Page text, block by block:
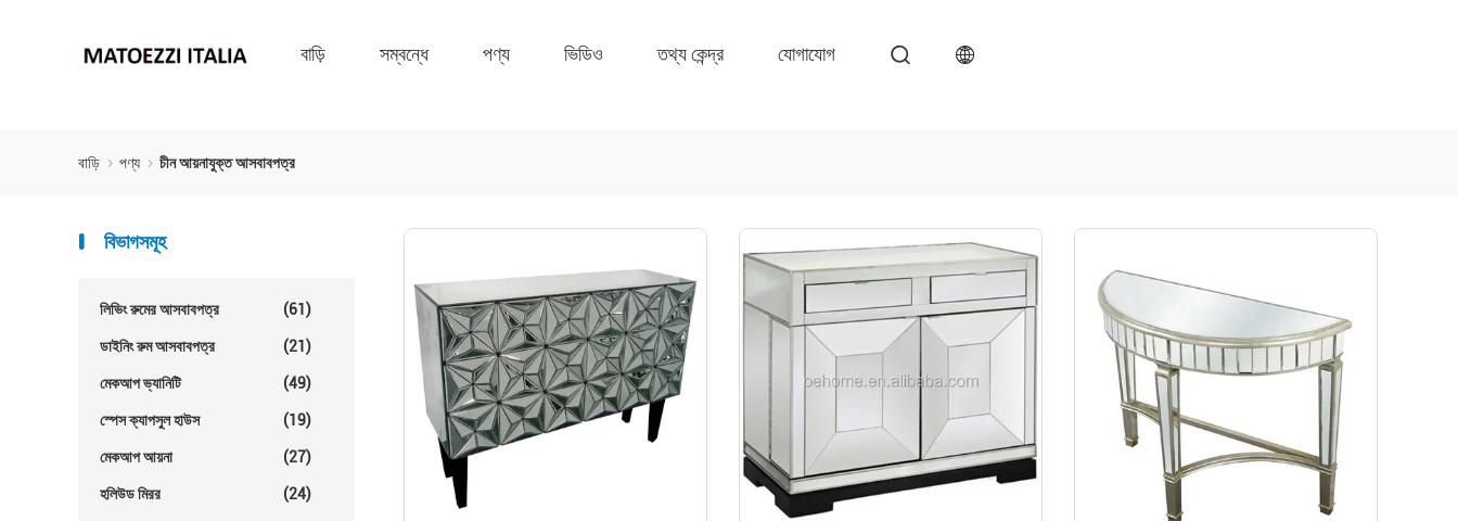
বাড়ি সম্বন্ধে পণ্য ভিডিও তথ্য কেন্দ্র যোগাযোগ
বাড়ি পণ্য চীন আয়নাযুক্ত আসবাবপত্র
বিভাগসমূহ
লিভিং রুমের আসবাবপত্র (61)
ডাইনিং রুম আসবাবপত্র (21)
মেকআপ ভ্যানিটি (49)
স্পেস ক্যাপসুল হাউস (19)
মেকআপ আয়না (27)
হলিউড মিরর (24)